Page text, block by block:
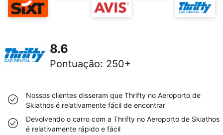
8.6
Pontuação: 250+
Nossos clientes disseram que Thrifty no Aeroporto de
Skiathos é relativamente fácil de encontrar
Devolvendo o carro com a Thrifty no Aeroporto de Skiathos
é relativamente rápido e fácil